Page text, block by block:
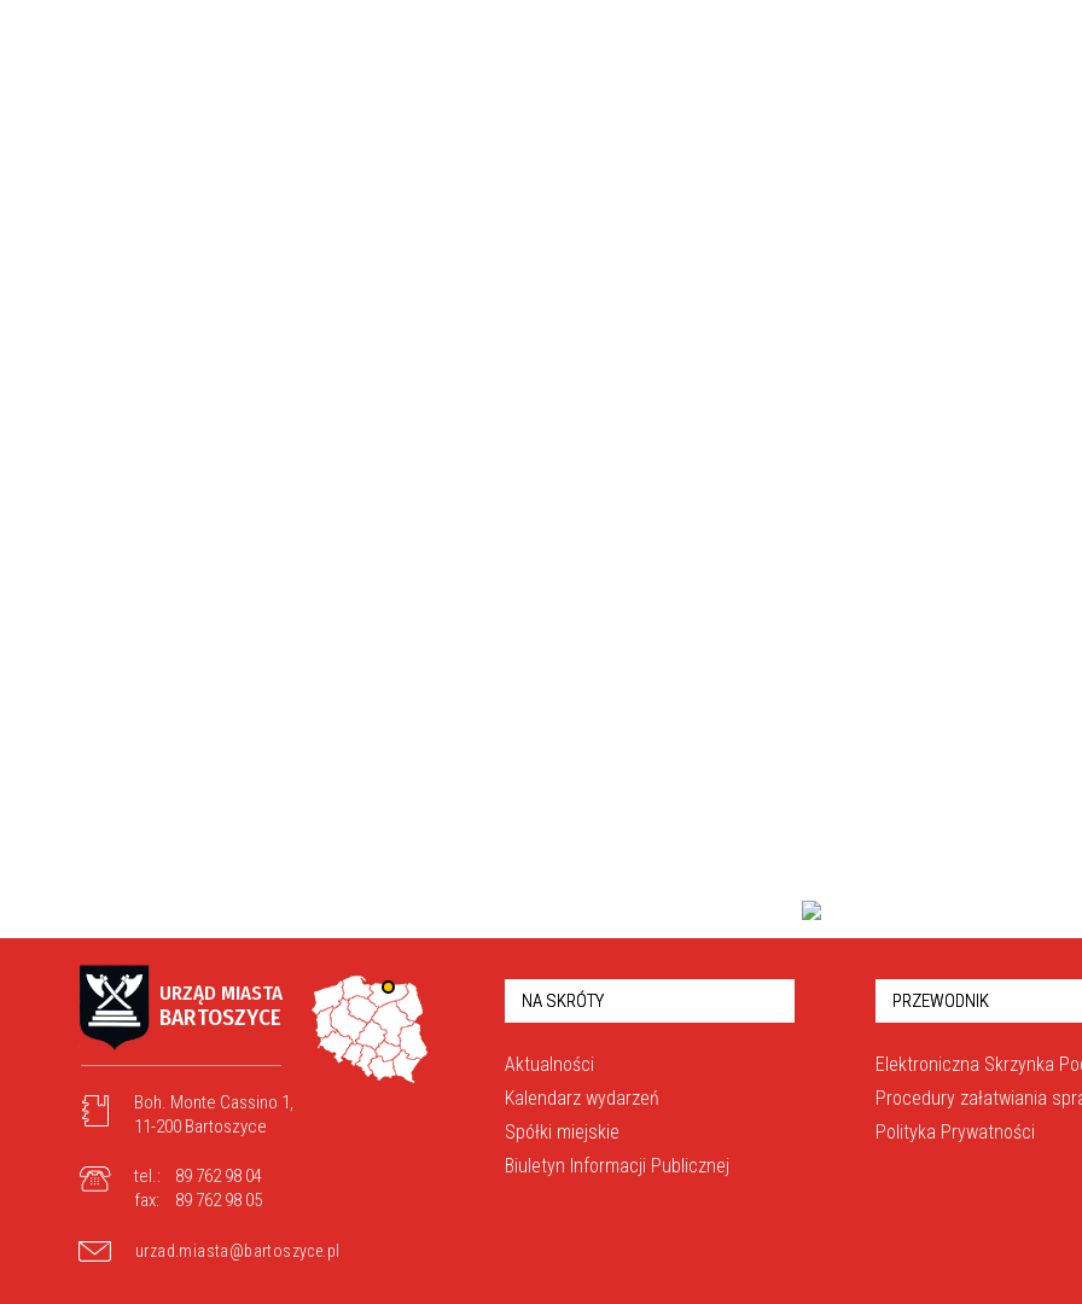
URZĄD MIASTA
BARTOSZYCE
Boh. Monte Cassino 1,
11-200 Bartoszyce
tel.:
89 762 98 04
fax:
89 762 98 05
urzad.miasta@bartoszyce.pl
NA SKRÓTY
Aktualności
Kalendarz wydarzeń
Spółki miejskie
Biuletyn Informacji Publicznej
PRZEWODNIK
Elektroniczna Skrzynka
Procedury załatwiania
Polityka Prywatności